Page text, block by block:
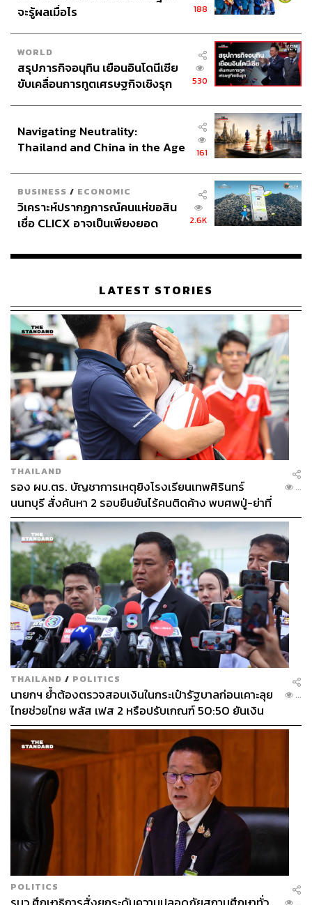
จะรู้ผลเมื่อไร
188
WORLD
สรุปภารกิจอนุทิน เยือนอินโดนีเซีย
ขับเคลื่อนการทูตเศรษฐกิจเชิงรุก
530
Navigating Neutrality:
Thailand and China in the Age
161
BUSINESS / ECONOMIC
วิเคราะห์ปรากฏการณ์คนแห่ขอสิน
เชื่อ CLICX อาจเป็นเพียงยอด
เรือนไทยที่ถูกซุกไว้
2.6K
LATEST STORIES
THAILAND
รอง ผบ.ตร. บัญชาการเหตุยิงโรงเรียนเทพศิรินทร์
นนทบุรี สั่งค้นหา 2 รอบยืนยันไร้คนติดค้าง พบศพปู่-ย่าที่
บ้านพักผู้ก่อเหตุ
...
THAILAND / POLITICS
นายกฯ ย้ำต้องตรวจสอบเงินในกระเป๋ารัฐบาลก่อนเคาะลุย
ไทยช่วยไทย พลัส เฟส 2 หรือปรับเกณฑ์ 50:50 ยันเงิน
คงคลังรัฐบาลแข็งแรง
...
POLITICS